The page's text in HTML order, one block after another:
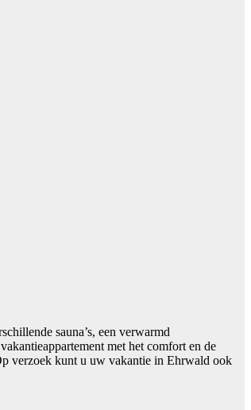
sauna’s, een verwarmd
met het comfort en de
verzoek kunt u uw vakantie in Ehrwald ook